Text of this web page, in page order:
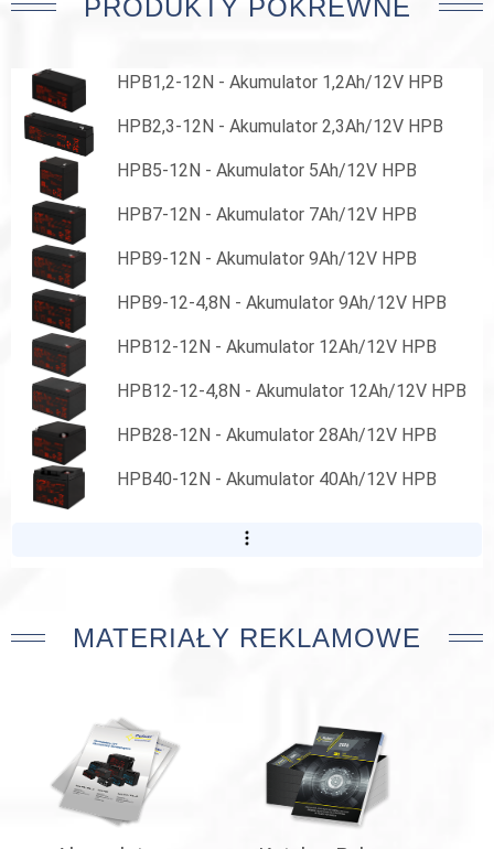
PRODUKTY POKREWNE
HPB1,2-12N - Akumulator 1,2Ah/12V HPB
HPB2,3-12N - Akumulator 2,3Ah/12V HPB
HPB5-12N - Akumulator 5Ah/12V HPB
HPB7-12N - Akumulator 7Ah/12V HPB
HPB9-12N - Akumulator 9Ah/12V HPB
HPB9-12-4,8N - Akumulator 9Ah/12V HPB
HPB12-12N - Akumulator 12Ah/12V HPB
HPB12-12-4,8N - Akumulator 12Ah/12V HPB
HPB28-12N - Akumulator 28Ah/12V HPB
HPB40-12N - Akumulator 40Ah/12V HPB
MATERIAŁY REKLAMOWE